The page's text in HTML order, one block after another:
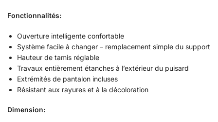
Fonctionnalités:
Ouverture intelligente confortable
Système facile à changer – remplacement simple du support
Hauteur de tamis réglable
Travaux entièrement étanches à l’extérieur du puisard
Extrémités de pantalon incluses
Résistant aux rayures et à la décoloration
Dimension: